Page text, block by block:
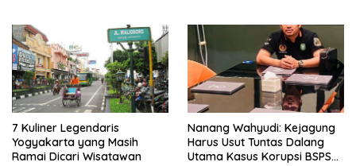
7 Kuliner Legendaris
Yogyakarta yang Masih
Ramai Dicari Wisatawan
Nanang Wahyudi: Kejagung
Harus Usut Tuntas Dalang
Utama Kasus Korupsi BSPS